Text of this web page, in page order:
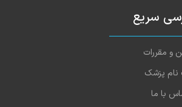
سریع
و مقررات
نام پزشک
با ما